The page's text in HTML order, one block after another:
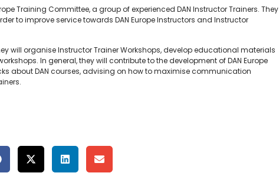
Training Committee, a group of experienced DAN Instructor Trainers. They
to improve service towards DAN Europe Instructors and Instructor
will organise Instructor Trainer Workshops, develop educational materials
In general, they will contribute to the development of DAN Europe
about DAN courses, advising on how to maximise communication